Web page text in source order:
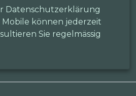
Datenschutzerklärung
können jederzeit
Sie regelmässig